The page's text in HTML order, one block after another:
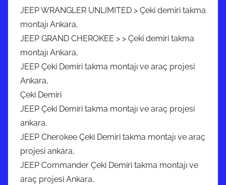
JEEP WRANGLER UNLIMITED > Çeki demiri takma
montajı Ankara,
JEEP GRAND CHEROKEE > > Çeki demiri takma
montajı Ankara,
JEEP Çeki Demiri takma montajı ve araç projesi
Ankara,
Çeki Demiri
JEEP Çeki Demiri takma montajı ve araç projesi
ankara,
JEEP Cherokee Çeki Demiri takma montajı ve araç
projesi ankara,
JEEP Commander Çeki Demiri takma montajı ve
araç projesi Ankara,